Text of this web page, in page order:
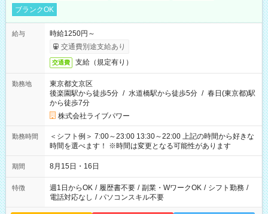
ブランクOK
給与
時給1250円～
交通費別途支給あり
交通費 支給（規定有り）
勤務地
東京都文京区
後楽園駅から徒歩5分 / 水道橋駅から徒歩5分 / 春日(東京都)駅
から徒歩7分
株式会社ライブパワー
勤務時間
＜シフト例＞ 7:00～23:00 13:30～22:00 上記の時間から好きな
時間を選べます！ ※時間は変更となる可能性があります
期間 8月15日・16日
特徴 週1日からOK / 履歴書不要 / 副業・WワークOK / シフト勤務 /
電話対応なし / パソコンスキル不要